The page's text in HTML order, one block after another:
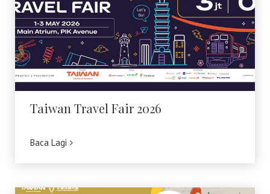
Taiwan Travel Fair 2026
Taiwan Travel Fair 2026
Baca Lagi